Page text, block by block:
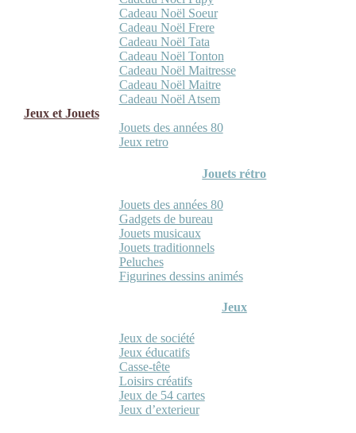
Cadeau Noël Soeur
Cadeau Noël Frere
Cadeau Noël Tata
Cadeau Noël Tonton
Cadeau Noël Maitresse
Cadeau Noël Maitre
Cadeau Noël Atsem
Jeux et Jouets
Jouets des années 80
Jeux retro
Jouets rétro
Jouets des années 80
Gadgets de bureau
Jouets musicaux
Jouets traditionnels
Peluches
Figurines dessins animés
Jeux
Jeux de société
Jeux éducatifs
Casse-tête
Loisirs créatifs
Jeux de 54 cartes
Jeux d’exterieur